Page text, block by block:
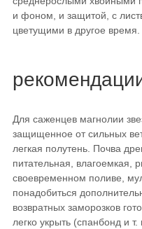
и фоном, и защитой, с
цветущими в другое время.
Для саженцев магнолии
защищенное от сильных
легкая полутень. Почва
питательная, влагоемкая,
своевременном поливе,
понадобиться
возвратных заморозков
легко укрыть (спанбонд и т.